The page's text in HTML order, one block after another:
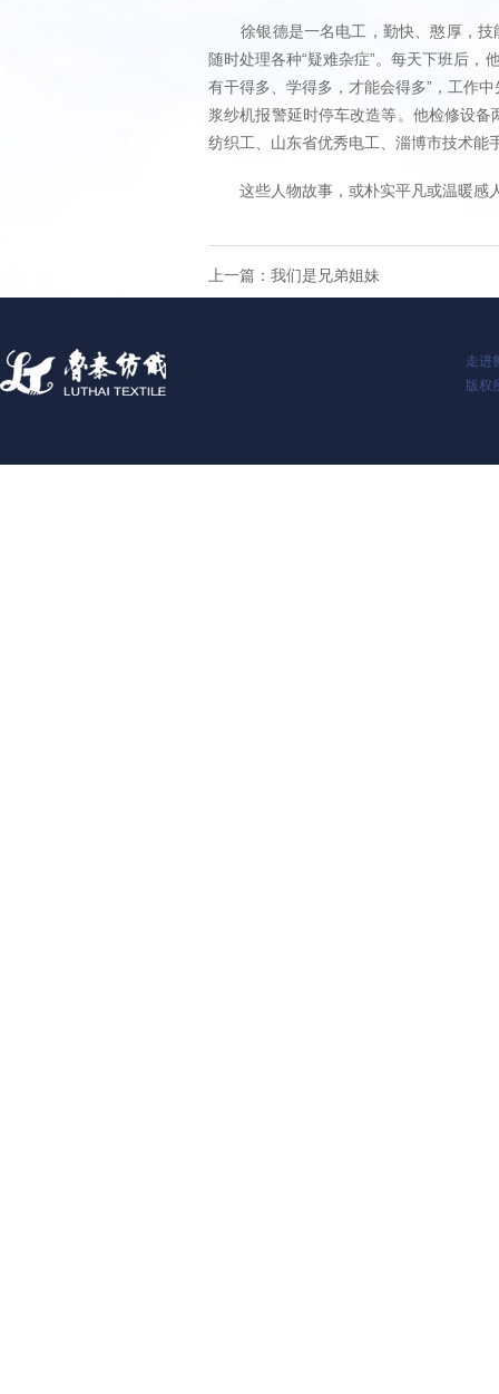
徐银德是一名电工，勤快、憨厚，技
随时处理各种“疑难杂症”。每天下班后
有干得多、学得多，才能会得多”，工作
浆纱机报警延时停车改造等。他检修设
纺织工、山东省优秀电工、淄博市技术能
这些人物故事，或朴实平凡或温暖感人
上一篇： 我们是兄弟姐妹
走进
版权